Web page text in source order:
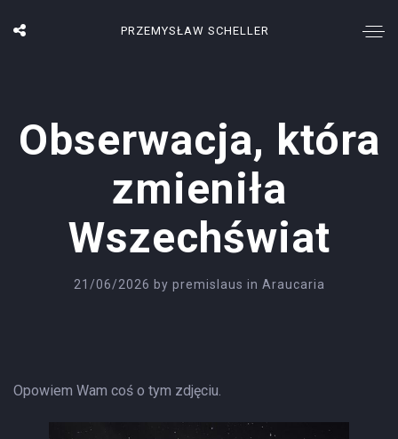
PRZEMYSŁAW SCHELLER
Obserwacja, która
zmieniła
Wszechświat
21/06/2026 by premislaus in Araucaria
Opowiem Wam coś o tym zdjęciu.